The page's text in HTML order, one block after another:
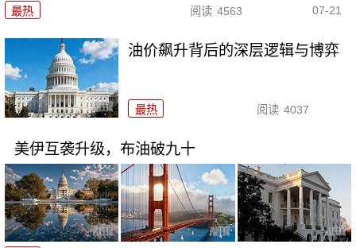
最热 阅读 4563 07-21
油价飙升背后的深层逻辑与博弈
最热 阅读 4037
美伊互袭升级，布油破九十